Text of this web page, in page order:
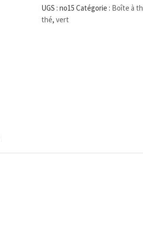
UGS :no15 Catégorie : Boîte à
thé,vert